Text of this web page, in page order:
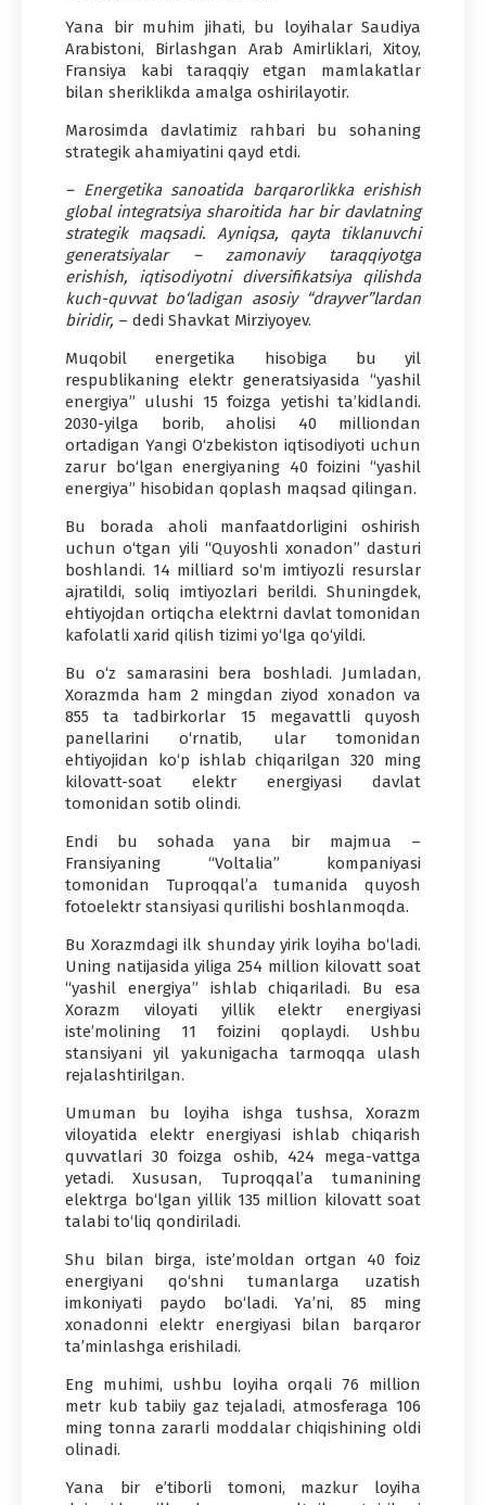
Yana bir muhim jihati, bu loyihalar Saudiya
Arabistoni, Birlashgan Arab Amirliklari, Xitoy,
Fransiya kabi taraqqiy etgan mamlakatlar
bilan sheriklikda amalga oshirilayotir.
Marosimda davlatimiz rahbari bu sohaning
strategik ahamiyatini qayd etdi.
– Energetika sanoatida barqarorlikka erishish
global integratsiya sharoitida har bir davlatning
strategik maqsadi. Ayniqsa, qayta tiklanuvchi
generatsiyalar – zamonaviy taraqqiyotga
erishish, iqtisodiyotni diversifikatsiya qilishda
kuch-quvvat bo‘ladigan asosiy “drayver”lardan
biridir, – dedi Shavkat Mirziyoyev.
Muqobil energetika hisobiga bu yil
respublikaning elektr generatsiyasida “yashil
energiya” ulushi 15 foizga yetishi ta’kidlandi.
2030-yilga borib, aholisi 40 milliondan
ortadigan Yangi O‘zbekiston iqtisodiyoti uchun
zarur bo‘lgan energiyaning 40 foizini “yashil
energiya” hisobidan qoplash maqsad qilingan.
Bu borada aholi manfaatdorligini oshirish
uchun o‘tgan yili “Quyoshli xonadon” dasturi
boshlandi. 14 milliard so‘m imtiyozli resurslar
ajratildi, soliq imtiyozlari berildi. Shuningdek,
ehtiyojdan ortiqcha elektrni davlat tomonidan
kafolatli xarid qilish tizimi yo‘lga qo‘yildi.
Bu o‘z samarasini bera boshladi. Jumladan,
Xorazmda ham 2 mingdan ziyod xonadon va
855 ta tadbirkorlar 15 megavattli quyosh
panellarini o‘rnatib, ular tomonidan
ehtiyojidan ko‘p ishlab chiqarilgan 320 ming
kilovatt-soat elektr energiyasi davlat
tomonidan sotib olindi.
Endi bu sohada yana bir majmua –
Fransiyaning “Voltalia” kompaniyasi
tomonidan Tuproqqal’a tumanida quyosh
fotoelektr stansiyasi qurilishi boshlanmoqda.
Bu Xorazmdagi ilk shunday yirik loyiha bo‘ladi.
Uning natijasida yiliga 254 million kilovatt soat
“yashil energiya” ishlab chiqariladi. Bu esa
Xorazm viloyati yillik elektr energiyasi
iste’molining 11 foizini qoplaydi. Ushbu
stansiyani yil yakunigacha tarmoqqa ulash
rejalashtirilgan.
Umuman bu loyiha ishga tushsa, Xorazm
viloyatida elektr energiyasi ishlab chiqarish
quvvatlari 30 foizga oshib, 424 mega-vattga
yetadi. Xususan, Tuproqqal’a tumanining
elektrga bo‘lgan yillik 135 million kilovatt soat
talabi to‘liq qondiriladi.
Shu bilan birga, iste’moldan ortgan 40 foiz
energiyani qo‘shni tumanlarga uzatish
imkoniyati paydo bo‘ladi. Ya’ni, 85 ming
xonadonni elektr energiyasi bilan barqaror
ta’minlashga erishiladi.
Eng muhimi, ushbu loyiha orqali 76 million
metr kub tabiiy gaz tejaladi, atmosferaga 106
ming tonna zararli moddalar chiqishining oldi
olinadi.
Yana bir e’tiborli tomoni, mazkur loyiha